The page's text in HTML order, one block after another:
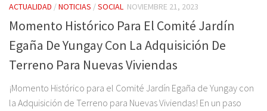
ACTUALIDAD /NOTICIAS /SOCIAL NOVIEMBRE 21, 2023
Momento Histórico Para El Comité Jardín
Egaña De Yungay Con La Adquisición De
Terreno Para Nuevas Viviendas
¡Momento Histórico para el Comité Jardín Egaña de Yungay con
la Adquisición de Terreno para Nuevas Viviendas! En un paso